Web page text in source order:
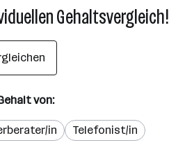
Gehaltsvergleich!
von:
in Telefonist/in